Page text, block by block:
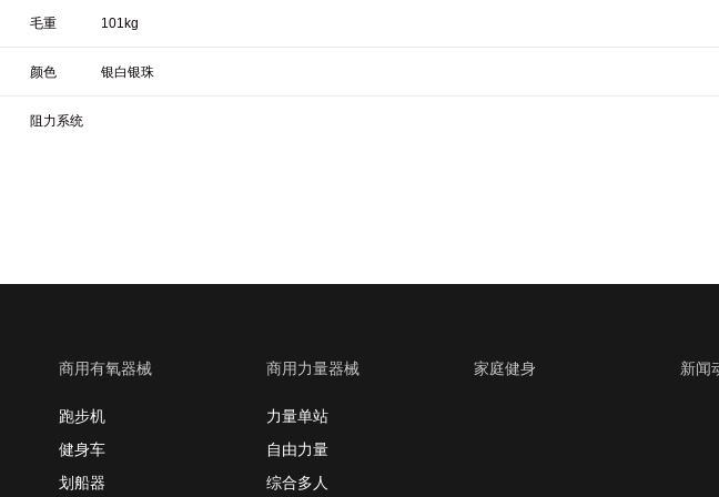
毛重 101kg
颜色 银白银珠
阻力系统
商用有氧器械
跑步机
健身车
划船器
商用力量器械
力量单站
自由力量
综合多人
家庭健身 新闻